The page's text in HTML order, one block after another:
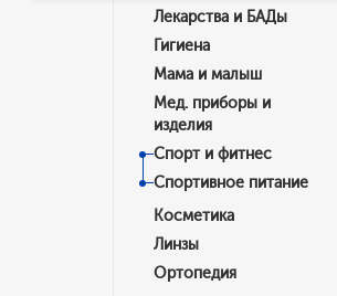
Лекарства и БАДы
Гигиена
Мама и малыш
Мед. приборы и
изделия
Спорт и фитнес
Спортивное питание
Косметика
Линзы
Ортопедия